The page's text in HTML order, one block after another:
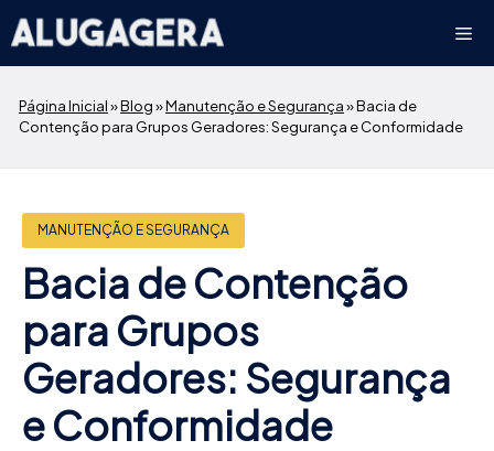
para
o
conteúdo
Página Inicial»Blog»Manutenção e Segurança»Bacia de
Contenção para Grupos Geradores: Segurança e Conformidade
MANUTENÇÃO E SEGURANÇA
Bacia de Contenção
para Grupos
Geradores: Segurança
e Conformidade